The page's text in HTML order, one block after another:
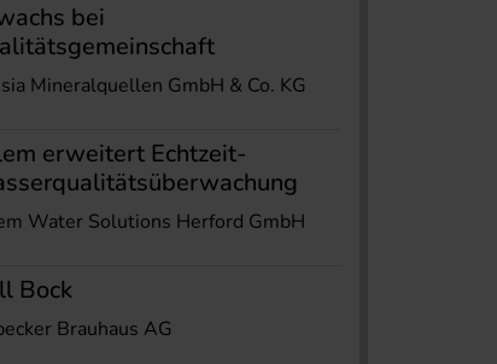
bei
Mineralquellen GmbH & Co. KG
erweitert Echtzeit-
Water Solutions Herford GmbH
Bock
Brauhaus AG